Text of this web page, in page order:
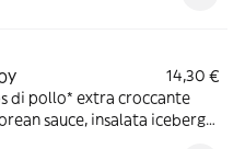
14,30 €
di pollo* extra croccante
sauce, insalata iceberg,